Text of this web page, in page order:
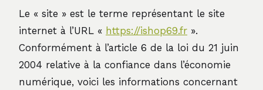
Finance
Le « site » est le terme représentant le site
internet à l’URL « https://ishop69.fr ».
Conformément à l’article 6 de la loi du 21 juin
2004 relative à la confiance dans l’économie
numérique, voici les informations concernant